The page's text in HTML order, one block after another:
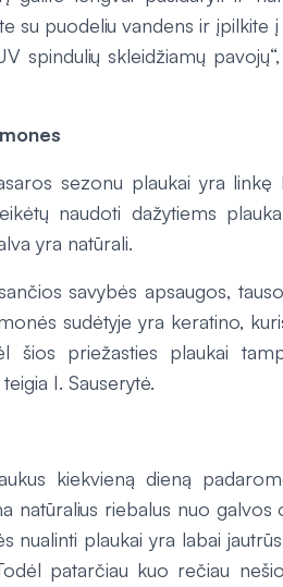
su puodeliu vandens ir įpilkite
spindulių skleidžiamų
sezonu plaukai yra linkę
naudoti dažytiems
yra natūrali.
savybės apsaugos,
sudėtyje yra keratino,
šios priežasties plaukai
I. Sauserytė.
kiekvieną dieną
natūralius riebalus nuo galvos
nualinti plaukai yra labai
patarčiau kuo rečiau